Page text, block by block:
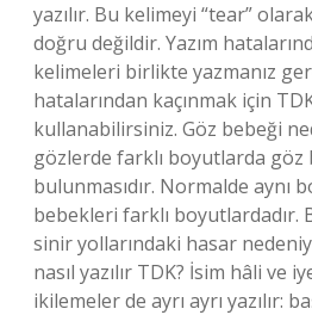
yazılır. Bu kelimeyi “tear”
doğru değildir. Yazım
kelimeleri birlikte yazmanız
hatalarından kaçınmak için
kullanabilirsiniz. Göz bebeği
gözlerde farklı boyutlarda
bulunmasıdır. Normalde aynı
bebekleri farklı boyutlardadır.
sinir yollarındaki hasar
nasıl yazılır TDK? İsim hâli ve
ikilemeler de ayrı ayrı yazılır: